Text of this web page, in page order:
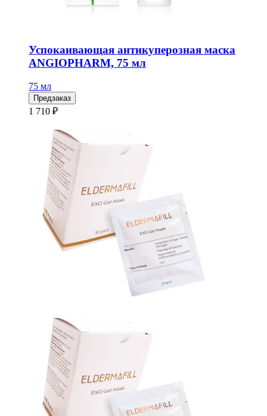
Успокаивающая антикуперозная маска
ANGIOPHARM, 75 мл
75 мл
Предзаказ
1 710 ₽